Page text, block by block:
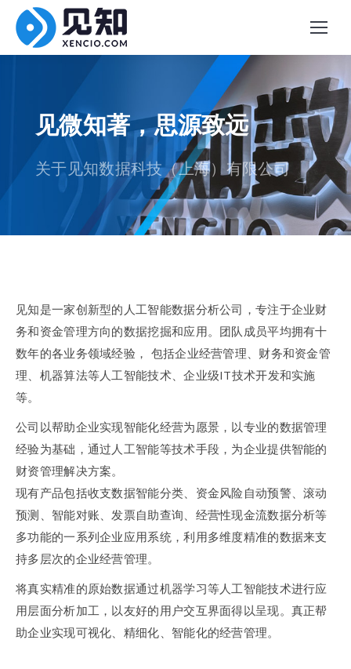
见微知著，思源致远
关于见知数据科技（上海）有限公司
见知是一家创新型的人工智能数据分析公司，专注于企业财
务和资金管理方向的数据挖掘和应用。团队成员平均拥有十
数年的各业务领域经验， 包括企业经营管理、财务和资金管
理、机器算法等人工智能技术、企业级IT技术开发和实施
等。
公司以帮助企业实现智能化经营为愿景，以专业的数据管理
经验为基础，通过人工智能等技术手段，为企业提供智能的
财资管理解决方案。
现有产品包括收支数据智能分类、资金风险自动预警、滚动
预测、智能对账、发票自助查询、经营性现金流数据分析等
多功能的一系列企业应用系统，利用多维度精准的数据来支
持多层次的企业经营管理。
将真实精准的原始数据通过机器学习等人工智能技术进行应
用层面分析加工，以友好的用户交互界面得以呈现。真正帮
助企业实现可视化、精细化、智能化的经营管理。